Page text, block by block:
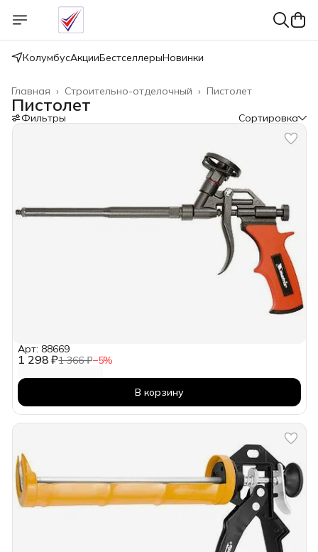
КолумбусАкцииБестселлерыНовинки
Пистолет
Строительно-отделочный ›
Главная ›
Пистолет
Фильтры Сортировка
1 298 ₽1 366 ₽−5%
Арт: 88669
В корзину